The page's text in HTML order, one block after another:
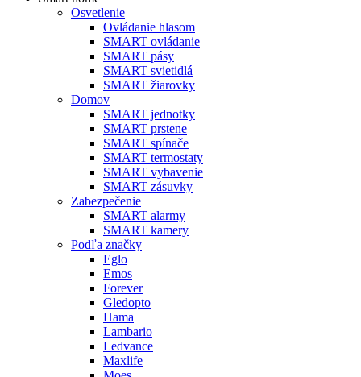
Osvetlenie
Ovládanie hlasom
SMART ovládanie
SMART pásy
SMART svietidlá
SMART žiarovky
Domov
SMART jednotky
SMART prstene
SMART spínače
SMART termostaty
SMART vybavenie
SMART zásuvky
Zabezpečenie
SMART alarmy
SMART kamery
Podľa značky
Eglo
Emos
Forever
Gledopto
Hama
Lambario
Ledvance
Maxlife